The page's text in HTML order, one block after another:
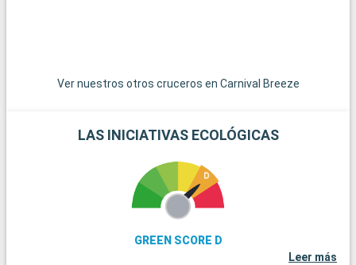
Ver nuestros otros cruceros en Carnival Breeze
LAS INICIATIVAS ECOLÓGICAS
GREEN SCORE D
Leer más